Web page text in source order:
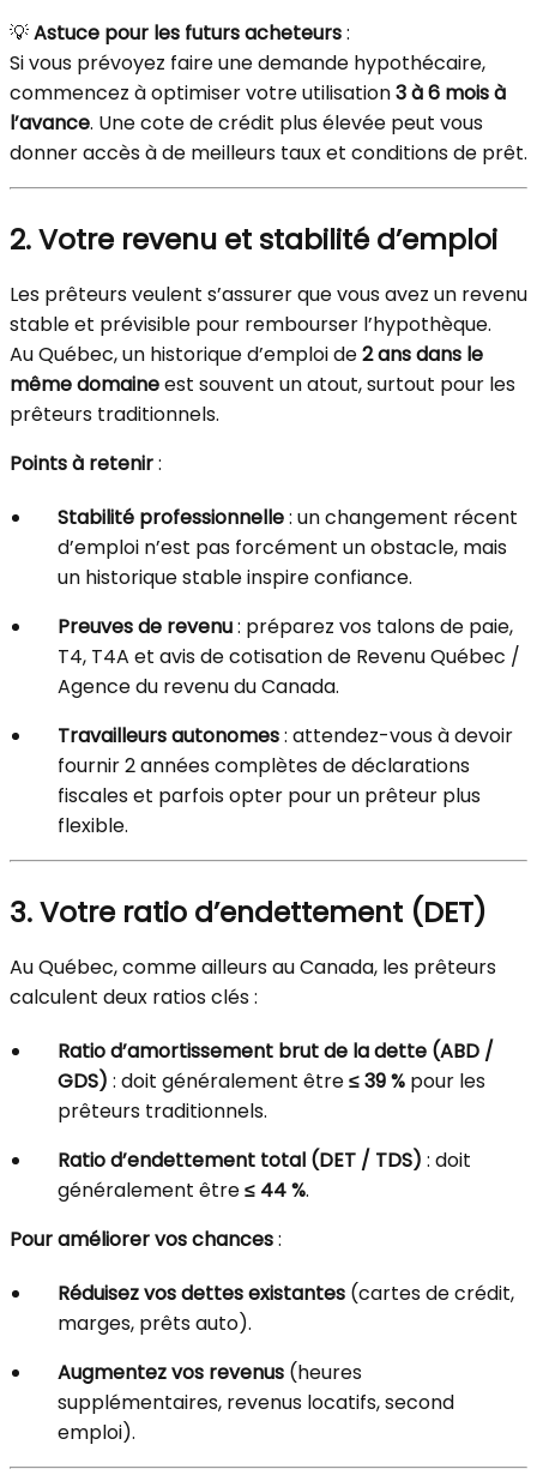
💡Astuce pour les futurs acheteurs:
Si vous prévoyez faire une demande hypothécaire,
commencez à optimiser votre utilisation3 à 6 mois à
l’avance. Une cote de crédit plus élevée peut vous
donner accès à de meilleurs taux et conditions de prêt.
2. Votre revenu et stabilité d’emploi
Les prêteurs veulent s’assurer que vous avez un revenu
stable et prévisible pour rembourser l’hypothèque.
Au Québec, un historique d’emploi de2 ans dans le
même domaineest souvent un atout, surtout pour les
prêteurs traditionnels.
Points à retenir:
Stabilité professionnelle: un changement récent
d’emploi n’est pas forcément un obstacle, mais
un historique stable inspire confiance.
Preuves de revenu: préparez vos talons de paie,
T4, T4A et avis de cotisation de Revenu Québec /
Agence du revenu du Canada.
Travailleurs autonomes: attendez-vous à devoir
fournir 2 années complètes de déclarations
fiscales et parfois opter pour un prêteur plus
flexible.
3. Votre ratio d’endettement (DET)
Au Québec, comme ailleurs au Canada, les prêteurs
calculent deux ratios clés :
Ratio d’amortissement brut de la dette (ABD /
GDS) : doit généralement être≤ 39 % pour les
prêteurs traditionnels.
Ratio d’endettement total (DET / TDS) : doit
généralement être≤ 44 %.
Pour améliorer vos chances:
Réduisez vos dettes existantes (cartes de crédit,
marges, prêts auto).
Augmentez vos revenus (heures
supplémentaires, revenus locatifs, second
emploi).